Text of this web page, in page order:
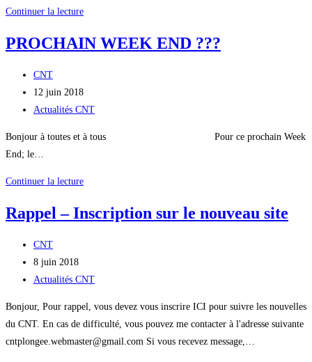
Continuer la lectureENTRETIEN
NETTOYAGE
PROCHAIN WEEK END ???
Auteur/autrice
de
la
CNT
Publication
publiée :
12 juin 2018
Post
Actualités CNT
Bonjour à toutes et à tous Pour ce prochain Week
End; le…
Continuer la lecturePROCHAIN
END
Rappel – Inscription sur le nouveau site
Auteur/autrice
de
la
CNT
Publication
publiée :
8 juin 2018
Post
Actualités CNT
Bonjour, Pour rappel, vous devez vous inscrire ICI pour suivre les nouvelles
du CNT. En cas de difficulté, vous pouvez me contacter à l'adresse suivante
cntplongee.webmaster@gmail.com Si vous recevez message,…